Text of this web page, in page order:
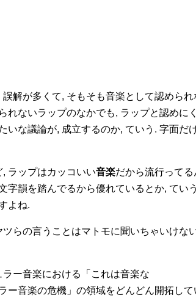
解が多くて, そもそも音楽として認められ
れないラップのなかでも, ラップと認めに
いな議論が, 成立するのか, ていう. 字面だ
ラップはカッコいい音楽だから流行ってる
字韻を踏んでるから優れているとか, てい
よね.
らの言うことはマトモに聞いちゃいけな
ー音楽における「これは音楽な
ー音楽の危機」の領域をどんどん開拓して